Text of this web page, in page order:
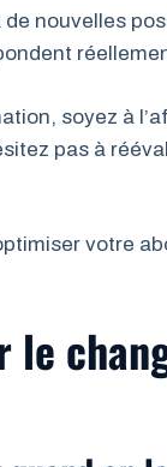
nouvelles
soyez à
pas à
votre
le